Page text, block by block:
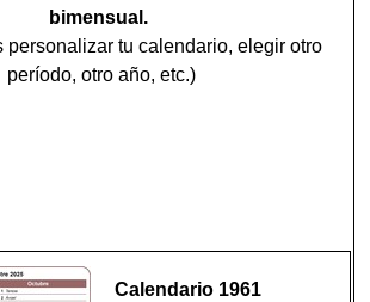
bimensual.
personalizar tu calendario, elegir otro
período, otro año, etc.)
Calendario 1961